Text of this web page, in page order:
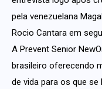
pela venezuelana
Rocio Cantara em
A Prevent Senior
brasileiro oferecendo
de vida para os que